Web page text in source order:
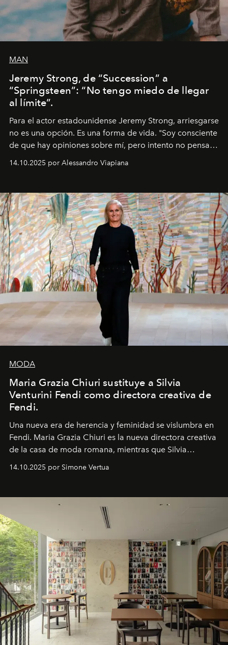
MAN
Jeremy Strong, de “Succession” a
“Springsteen”: “No tengo miedo de llegar
al límite”.
Para el actor estadounidense Jeremy Strong, arriesgarse
no es una opción. Es una forma de vida. "Soy consciente
de que hay opiniones sobre mí, pero intento no pensar
demasiado en cómo me perciben. Creo que es una
pérdida de tiempo", afirma.
14.10.2025 por Alessandro Viapiana
MODA
Maria Grazia Chiuri sustituye a Silvia
Venturini Fendi como directora creativa de
Fendi.
Una nueva era de herencia y feminidad se vislumbra en
Fendi. Maria Grazia Chiuri es la nueva directora creativa
de la casa de moda romana, mientras que Silvia
14.10.2025 por Simone Vertua